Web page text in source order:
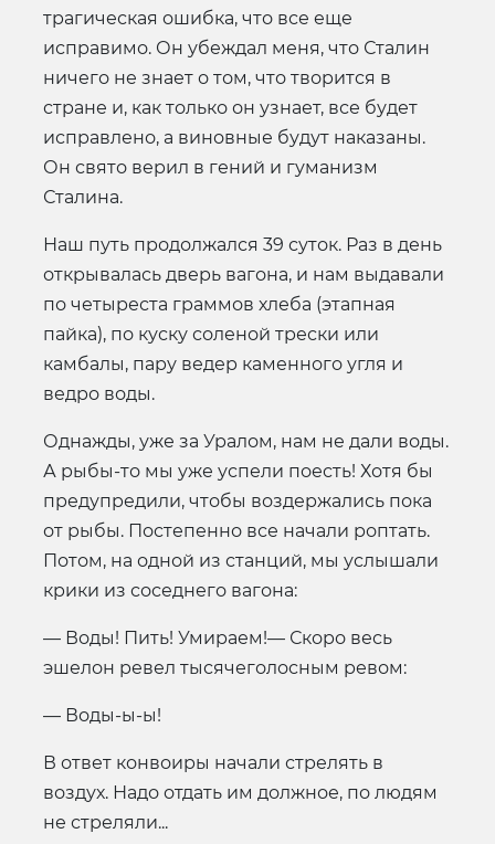
трагическая ошибка, что все еще
исправимо. Он убеждал меня, что Сталин
ничего не знает о том, что творится в
стране и, как только он узнает, все будет
исправлено, а виновные будут наказаны.
Он свято верил в гений и гуманизм
Сталина.
Наш путь продолжался 39 суток. Раз в день
открывалась дверь вагона, и нам выдавали
по четыреста граммов хлеба (этапная
пайка), по куску соленой трески или
камбалы, пару ведер каменного угля и
ведро воды.
Однажды, уже за Уралом, нам не дали воды.
А рыбы-то мы уже успели поесть! Хотя бы
предупредили, чтобы воздержались пока
от рыбы. Постепенно все начали роптать.
Потом, на одной из станций, мы услышали
крики из соседнего вагона:
— Воды! Пить! Умираем!— Скоро весь
эшелон ревел тысячеголосным ревом:
— Воды-ы-ы!
В ответ конвоиры начали стрелять в
воздух. Надо отдать им должное, по людям
не стреляли...